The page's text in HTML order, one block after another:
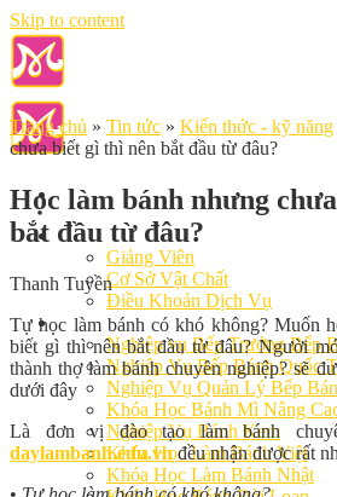
Skip to content
Giới Thiệu
Giảng Viên
Cơ Sở Vật Chất
Điều Khoản Dịch Vụ
Học Làm Bánh
Nghiệp vụ Bếp Trưởng Bếp
Nghiệp Vụ Bếp Bánh Quốc
Nghiệp Vụ Quản Lý Bếp
Khóa Học Bánh Mì Nâng
Nghiệp Vụ Bánh Kem
Khóa Học Làm Bánh Việt
Khóa Học Làm Bánh Nhật
Trang chủ » Tin tức » Kiến thức - kỹ năng
chưa biết gì thì nên bắt đầu từ đâu?
Học làm bánh nhưng
bắt đầu từ đâu?
Thanh Tuyền
Tự học làm bánh có khó không? Muốn
biết gì thì nên bắt đầu từ đâu? Người
thành thợ làm bánh chuyên nghiệp? sẽ
dưới đây
Là đơn vị đào tạo làm bánh
daylambanh.edu.vnđều nhận được rất